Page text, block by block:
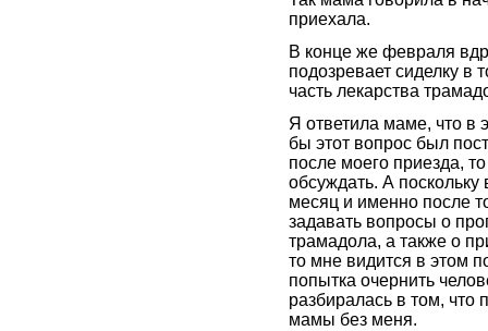
приехала.
В конце же февраля
подозревает сиделку в
часть лекарства
Я ответила маме, что в
бы этот вопрос был
после моего приезда,
обсуждать. А поскольку
месяц и именно после
задавать вопросы о
трамадола, а также о
то мне видится в этом
попытка очернить
разбиралась в том, что
мамы без меня.